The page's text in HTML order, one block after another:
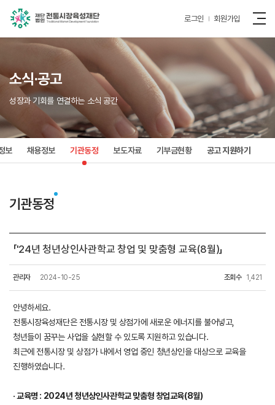
로그인 회원가입
소식·공고
성장과 기회를 연결하는 소식 공간
보 채용정보 기관동정 보도자료 기부금현황 공고 지원하기
기관동정
「'24년 청년상인사관학교 창업 및 맞춤형 교육(8월)」
관리자 2024-10-25 조회수 1,421
안녕하세요.
전통시장육성재단은 전통시장 및 상점가에 새로운 에너지를 불어넣고,
청년들이 꿈꾸는 사업을 실현할 수 있도록 지원하고 있습니다.
최근에 전통시장 및 상점가 내에서 영업 중인 청년상인을 대상으로 교육을
진행하였습니다.
· 교육명 : 2024년 청년상인사관학교 맞춤형 창업교육(8월)